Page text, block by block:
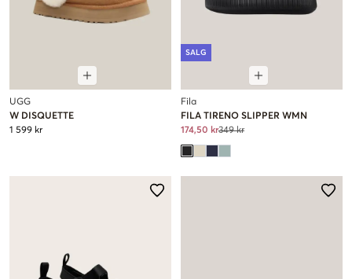
UGG
W DISQUETTE
1 599 kr
SALG
Fila
FILA TIRENO SLIPPER WMN
174,50 kr349 kr